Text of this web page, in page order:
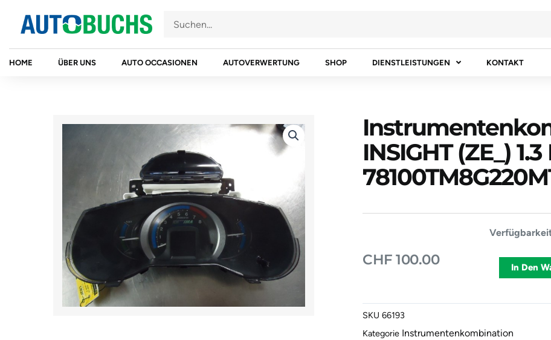
Inhalt
springen
HOME ÜBER UNS AUTO OCCASIONEN AUTOVERWERTUNG SHOP DIENSTLEISTUNGEN KONTAKT
INSIGHT (ZE_)
CHF 100.00
INSIGHT
(ZE_)
IMA
ZE2)
In Den
SKU66193
Kategorie Instrumentenkombination